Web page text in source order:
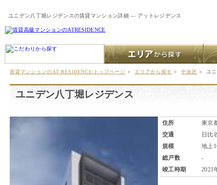
ユニデン八丁堀レジデンスの賃貸マンション詳細 ― アットレジデンス
賃貸マンションのAT RESIDENCE|トップページ ＞ エリアから探す ＞ 中央区 ＞ ユ
ユニデン八丁堀レジデンス
住所
東京
交通
日比
規模
地上
総戸数
-
竣工時期
2021